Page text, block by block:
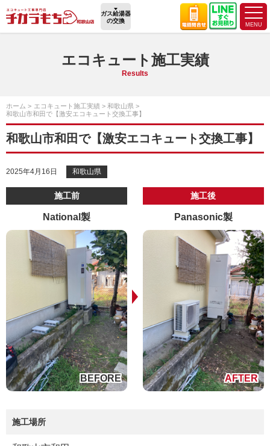
ガス給湯器
の交換
エコキュート施工実績
Results
ホーム エコキュート施工実績
和歌山県
和歌山市和田で【激安エコキュート交換工事】
和歌山市和田で【激安エコキュート交換工事】
2025年4月16日 和歌山県
施工前
National製
施工後
Panasonic製
施工場所